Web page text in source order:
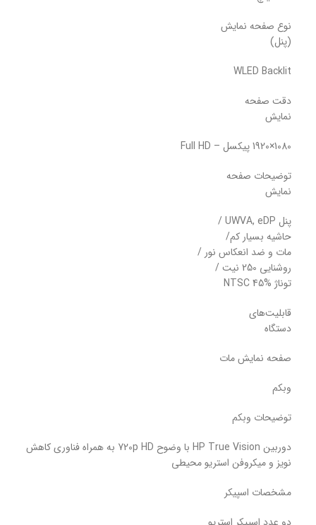
نوع صفحه نمایش
(پنل)
WLED Backlit
دقت صفحه
نمایش
1080×1920 پیکسل – Full HD
توضیحات صفحه
نمایش
پنل UWVA, eDP /
حاشیه بسیار کم/
مات و ضد انعکاس نور /
روشنایی 250 نیت /
توناژ NTSC 45%
قابلیت‌های
دستگاه
صفحه نمایش مات
وبکم
توضیحات وبکم
دوربین HP True Vision با وضوح 720p HD به همراه فناوری کاهش
نویز و میکروفن استریو محیطی
مشخصات اسپیکر